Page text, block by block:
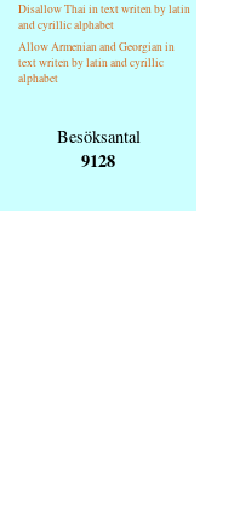
Disallow Thai in text writen by latin
and cyrillic alphabet
Allow Armenian and Georgian in
text writen by latin and cyrillic
alphabet
Besöksantal
9128